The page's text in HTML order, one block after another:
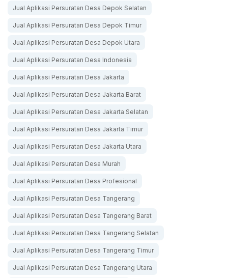
Jual Aplikasi Persuratan Desa Depok Selatan
Jual Aplikasi Persuratan Desa Depok Timur
Jual Aplikasi Persuratan Desa Depok Utara
Jual Aplikasi Persuratan Desa Indonesia
Jual Aplikasi Persuratan Desa Jakarta
Jual Aplikasi Persuratan Desa Jakarta Barat
Jual Aplikasi Persuratan Desa Jakarta Selatan
Jual Aplikasi Persuratan Desa Jakarta Timur
Jual Aplikasi Persuratan Desa Jakarta Utara
Jual Aplikasi Persuratan Desa Murah
Jual Aplikasi Persuratan Desa Profesional
Jual Aplikasi Persuratan Desa Tangerang
Jual Aplikasi Persuratan Desa Tangerang Barat
Jual Aplikasi Persuratan Desa Tangerang Selatan
Jual Aplikasi Persuratan Desa Tangerang Timur
Jual Aplikasi Persuratan Desa Tangerang Utara